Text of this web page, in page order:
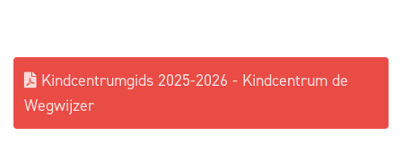
Kindcentrumgids 2025-2026 - Kindcentrum de
Wegwijzer